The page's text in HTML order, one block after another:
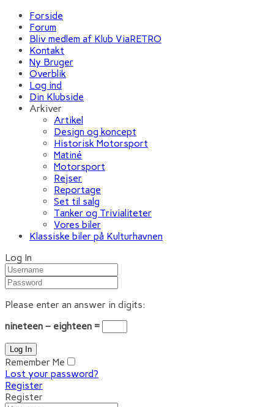
Forside
Forum
Bliv medlem af Klub ViaRETRO
Kontakt
Ny Bruger
Overblik
Log ind
Din Klubside
Arkiver
Artikel
Design og koncept
Historisk Motorsport
Matiné
Motorsport
Rejser
Reportage
Set til salg
Tanker og Trivialiteter
Vores biler
Klassiske biler på Kulturhavnen
Log In
Please enter an answer in digits:
nineteen − eighteen =
Remember Me
Lost your password?
Register
Register